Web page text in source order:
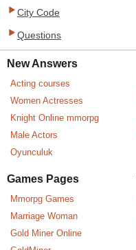
City Code
Questions
New Answers
Acting courses
Women Actresses
Knight Online mmorpg
Male Actors
Oyunculuk
Games Pages
Mmorpg Games
Marriage Woman
Gold Miner Online